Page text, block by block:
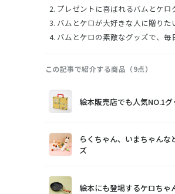
プレゼントに喜ばれるバムとケロ
バムとケロが大好きな人に贈り
バムとケロの素敵なグッズで、毎
この記事で紹介する商品（9点）
像品
購
入
絵本販売店でも人気NO.1
らくちゃん、いまちゃん
ズ
絵本にも登場するケロちゃ